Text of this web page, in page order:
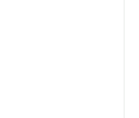
la empresa.